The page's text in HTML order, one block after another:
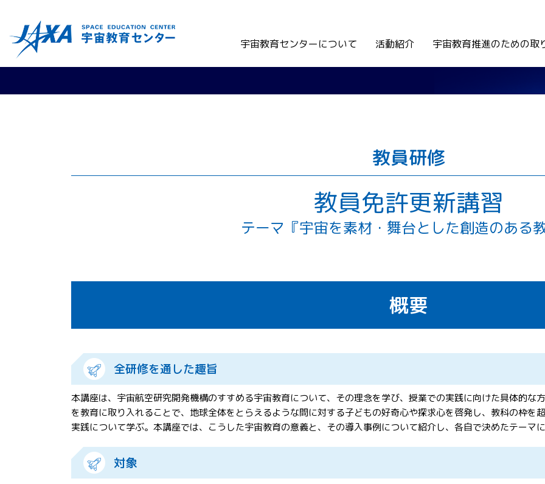
宇宙教育センターについて 活動紹介 宇宙教育推進のための取
教員研修
教員免許更新講習
テーマ『宇宙を素材・舞台とした創造のある
概要
全研修を通した趣旨
本講座は、宇宙航空研究開発機構のすすめる宇宙教育について、その理念を学び、授業での実践に向けた具体的な
を教育に取り入れることで、地球全体をとらえるような問に対する子どもの好奇心や探求心を啓発し、教科の枠を
実践について学ぶ。本講座では、こうした宇宙教育の意義と、その導入事例について紹介し、各自で決めたテーマ
対象